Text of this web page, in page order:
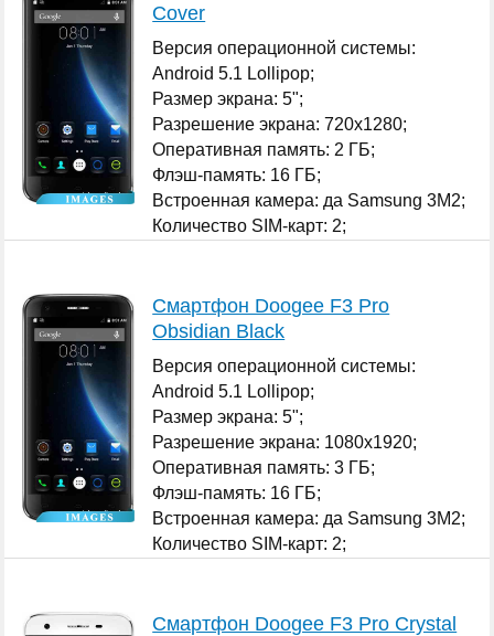
Cover
Версия операционной системы:
Android 5.1 Lollipop;
Размер экрана: 5";
Разрешение экрана: 720x1280;
Оперативная память: 2 ГБ;
Флэш-память: 16 ГБ;
Встроенная камера: да Samsung 3M2;
Количество SIM-карт: 2;
Смартфон Doogee F3 Pro
Obsidian Black
Версия операционной системы:
Android 5.1 Lollipop;
Размер экрана: 5";
Разрешение экрана: 1080x1920;
Оперативная память: 3 ГБ;
Флэш-память: 16 ГБ;
Встроенная камера: да Samsung 3M2;
Количество SIM-карт: 2;
Смартфон Doogee F3 Pro Crystal